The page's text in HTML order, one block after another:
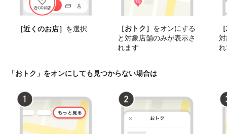
［近くのお店］ を選択 ［おトク］ をオンにする
と対象店舗のみが表示さ
れます
「おトク」をオンにしても見つからない場合は